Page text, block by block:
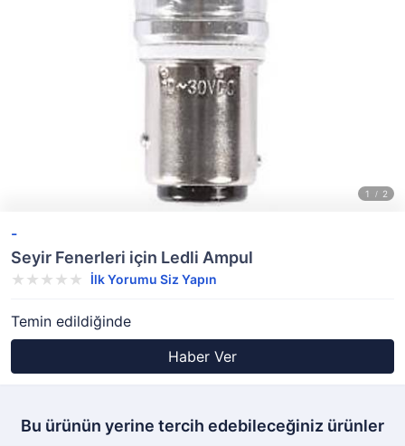
-
Seyir Fenerleri için Ledli Ampul
İlk Yorumu Siz Yapın
Temin edildiğinde
Haber Ver
Bu ürünün yerine tercih edebileceğiniz ürünler